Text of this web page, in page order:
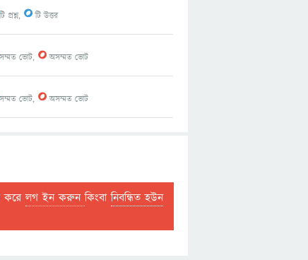
প্রশ্ন, 0টি উত্তর
ভোট, 0অসম্মত ভোট
ভোট, 0অসম্মত ভোট
করেলগ ইন করুনকিংবানিবন্ধিত হউন